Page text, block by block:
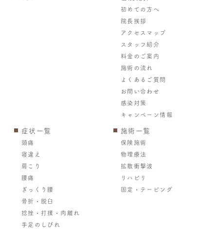
初めての方へ
院長挨拶
アクセスマップ
スタッフ紹介
料金のご案内
施術の流れ
よくあるご質問
お問い合わせ
感染対策
キャンペーン情報
症状一覧
頭痛
寝違え
肩こり
腰痛
ぎっくり腰
骨折・脱臼
捻挫・打撲・肉離れ
手足のしびれ
施術一覧
保険施術
物理療法
拡散衝撃波
リハビリ
固定・テーピング